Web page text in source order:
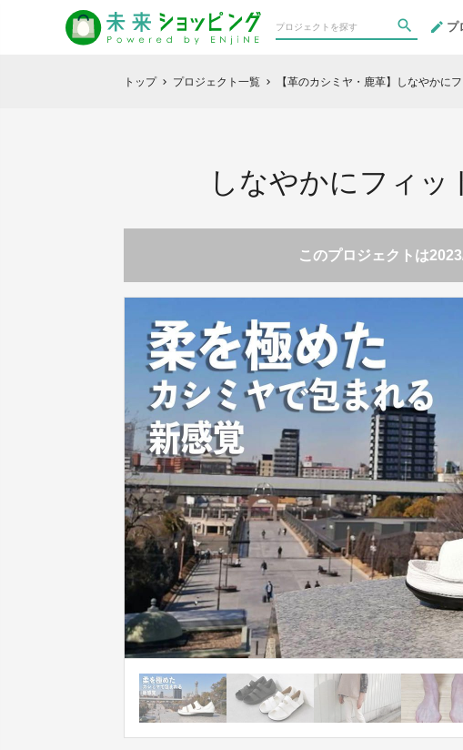
プ
トップ chevron_right プロジェクト一覧 chevron_right 【革のカシミヤ・鹿革】しなやかに
しなやかにフィッ
このプロジェクトは